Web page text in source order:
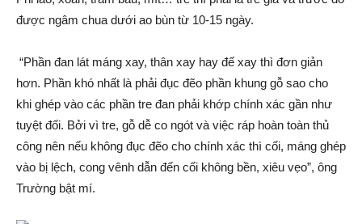
được ngâm chua dưới ao bùn từ 10-15 ngày.
“Phần đan lát máng xay, thâ‌n xay hay đế xay thì đơn gi‌ản
hơn. Phần khó nhất là phải đục đẽo phần khung gỗ sao cho
khi ghép vào các phần tre đan phải khớp chính xá‌c gần như
tuyệt đối. Bởi vì tre, gỗ dễ co ngót và việc ráp hoàn toàn thủ
công nên nếu không đục đẽo cho chính xá‌c thì cối, máng ghép
vào bị lệch, cong vênh dẫn đến cối không bền, xiêu vẹo”, ông
Trường bật mí.